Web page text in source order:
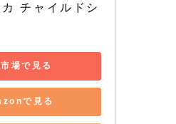
チャイルドシ
場で見る
で見る